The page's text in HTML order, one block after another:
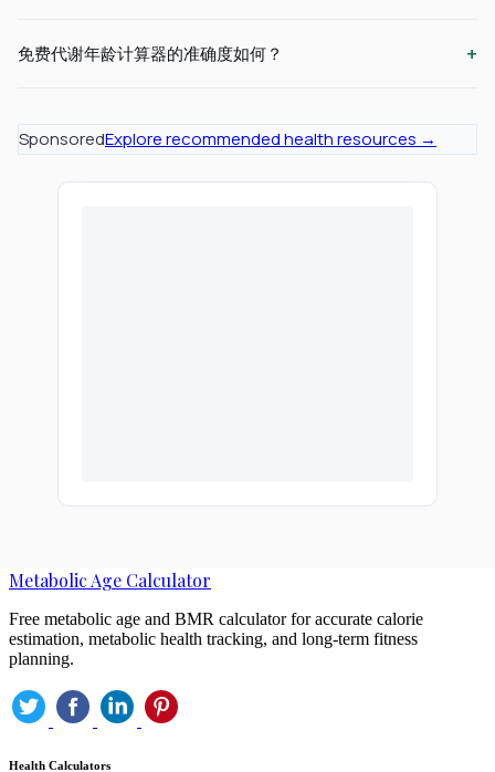
免费代谢年龄计算器的准确度如何？ +
SponsoredExplore recommended health resources →
Metabolic Age Calculator
Free metabolic age and BMR calculator for accurate calorie
estimation, metabolic health tracking, and long-term fitness
planning.
Health Calculators